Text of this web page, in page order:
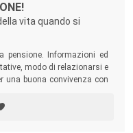
vita quando si
pensione. Informazioni ed
modo di relazionarsi e
una buona convivenza con